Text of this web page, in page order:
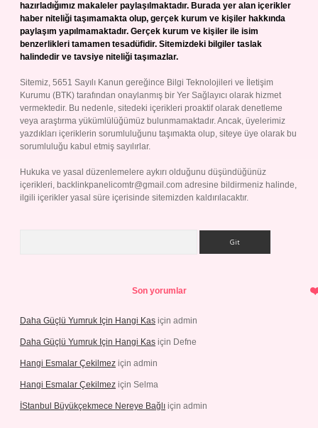
hazırladığımız makaleler paylaşılmaktadır. Burada yer alan içerikler
haber niteliği taşımamakta olup, gerçek kurum ve kişiler hakkında
paylaşım yapılmamaktadır. Gerçek kurum ve kişiler ile isim
benzerlikleri tamamen tesadüfidir. Sitemizdeki bilgiler taslak
halindedir ve tavsiye niteliği taşımazlar.
Sitemiz, 5651 Sayılı Kanun gereğince Bilgi Teknolojileri ve İletişim
Kurumu (BTK) tarafından onaylanmış bir Yer Sağlayıcı olarak hizmet
vermektedir. Bu nedenle, sitedeki içerikleri proaktif olarak denetleme
veya araştırma yükümlülüğümüz bulunmamaktadır. Ancak, üyelerimiz
yazdıkları içeriklerin sorumluluğunu taşımakta olup, siteye üye olarak bu
sorumluluğu kabul etmiş sayılırlar.
Hukuka ve yasal düzenlemelere aykırı olduğunu düşündüğünüz
içerikleri, backlinkpanelicomtr@gmail.com adresine bildirmeniz halinde,
ilgili içerikler yasal süre içerisinde sitemizden kaldırılacaktır.
Son yorumlar
Daha Güçlü Yumruk Için Hangi Kas için admin
Daha Güçlü Yumruk Için Hangi Kas için Defne
Hangi Esmalar Çekilmez için admin
Hangi Esmalar Çekilmez için Selma
İStanbul Büyükçekmece Nereye Bağlı için admin